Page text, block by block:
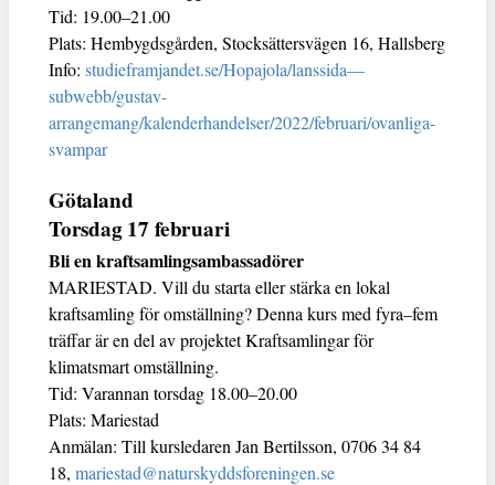
Tid: 19.00–21.00
Plats: Hembygdsgården, Stocksättersvägen 16, Hallsberg
Info: studieframjandet.se/Hopajola/lanssida—
subwebb/gustav-
arrangemang/kalenderhandelser/2022/februari/ovanliga-
svampar
Götaland
Torsdag 17 februari
Bli en kraftsamlingsambassadörer
MARIESTAD. Vill du starta eller stärka en lokal
kraftsamling för omställning? Denna kurs med fyra–fem
träffar är en del av projektet Kraftsamlingar för
klimatsmart omställning.
Tid: Varannan torsdag 18.00–20.00
Plats: Mariestad
Anmälan: Till kursledaren Jan Bertilsson, 0706 34 84
18, mariestad@naturskyddsforeningen.se